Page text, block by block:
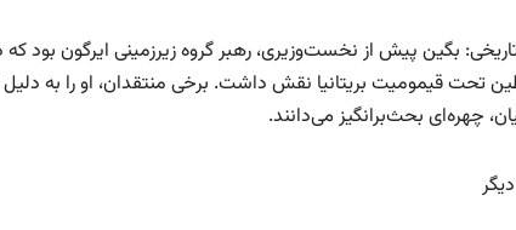
بگین پیش از نخست‌وزیری، رهبر گروه زیرزمینی ایرگون بود که
تحت قیمومیت بریتانیا نقش داشت. برخی منتقدان، او را به
چهره‌ای بحث‌برانگیز می‌دانند.